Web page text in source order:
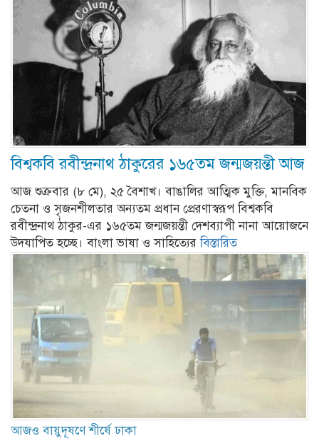
বিশ্বকবি রবীন্দ্রনাথ ঠাকুরের ১৬৫তম জন্মজয়ন্তী আজ
আজ শুক্রবার (৮ মে), ২৫ বৈশাখ। বাঙালির আত্মিক মুক্তি, মানবিক
চেতনা ও সৃজনশীলতার অন্যতম প্রধান প্রেরণাস্বরূপ বিশ্বকবি
রবীন্দ্রনাথ ঠাকুর-এর ১৬৫তম জন্মজয়ন্তী দেশব্যাপী নানা আয়োজনে
উদযাপিত হচ্ছে। বাংলা ভাষা ও সাহিত্যেরবিস্তারিত
আজও বায়ুদূষণে শীর্ষে ঢাকা